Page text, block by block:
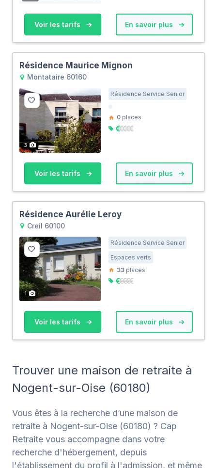
Voir les tarifs En savoir plus
Résidence Maurice Mignon
Montataire 60160
3
Résidence Service Senior
0 places
Voir les tarifs En savoir plus
Résidence Aurélie Leroy
Creil 60100
1
Résidence Service Senior
Espaces verts
33 places
Voir les tarifs En savoir plus
Trouver une maison de retraite à
Nogent-sur-Oise (60180)
Vous êtes à la recherche d’une maison de
retraite à Nogent-sur-Oise (60180) ? Cap
Retraite vous accompagne dans votre
recherche d'hébergement, depuis
l'établissement du profil à l'admission, et même